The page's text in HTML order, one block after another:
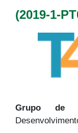
(2019-1-
Grupo de